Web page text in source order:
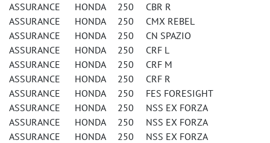
ASSURANCE HONDA 250 CBR R
ASSURANCE HONDA 250 CMX REBEL
ASSURANCE HONDA 250 CN SPAZIO
ASSURANCE HONDA 250 CRF L
ASSURANCE HONDA 250 CRF M
ASSURANCE HONDA 250 CRF R
ASSURANCE HONDA 250 FES FORESIGHT
ASSURANCE HONDA 250 NSS EX FORZA
ASSURANCE HONDA 250 NSS EX FORZA
ASSURANCE HONDA 250 NSS EX FORZA